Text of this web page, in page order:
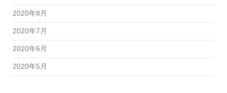
2020年8月
2020年7月
2020年6月
2020年5月